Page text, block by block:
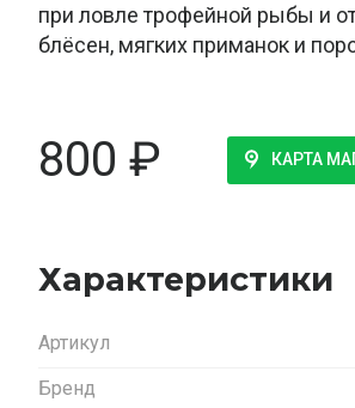
при ловле трофейной рыбы и
блёсен, мягких приманок и
800 ₽ КАРТА
Характеристики
Артикул
Бренд